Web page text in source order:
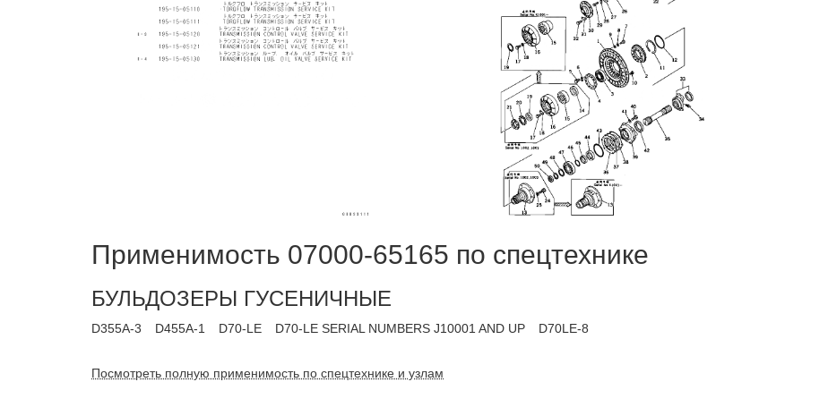
Применимость 07000-65165 по спецтехнике
БУЛЬДОЗЕРЫ ГУСЕНИЧНЫЕ
D355A-3 D455A-1 D70-LE D70-LE SERIAL NUMBERS J10001 AND UP D70LE-8
Посмотреть полную применимость по спецтехнике и узлам